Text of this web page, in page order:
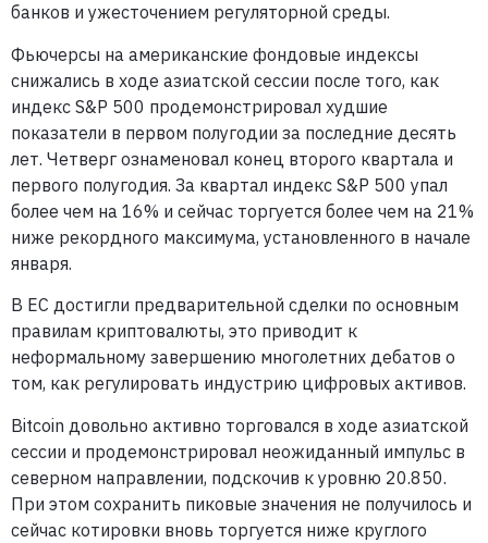
банков и ужесточением регуляторной среды.
Фьючерсы на американские фондовые индексы
снижались в ходе азиатской сессии после того, как
индекс S&P 500 продемонстрировал худшие
показатели в первом полугодии за последние десять
лет. Четверг ознаменовал конец второго квартала и
первого полугодия. За квартал индекс S&P 500 упал
более чем на 16% и сейчас торгуется более чем на 21%
ниже рекордного максимума, установленного в начале
января.
В ЕС достигли предварительной сделки по основным
правилам криптовалюты, это приводит к
неформальному завершению многолетних дебатов о
том, как регулировать индустрию цифровых активов.
Bitcoin довольно активно торговался в ходе азиатской
сессии и продемонстрировал неожиданный импульс в
северном направлении, подскочив к уровню 20.850.
При этом сохранить пиковые значения не получилось и
сейчас котировки вновь торгуется ниже круглого